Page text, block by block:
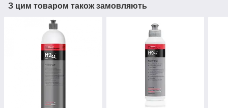
З цим товаром також замовляють